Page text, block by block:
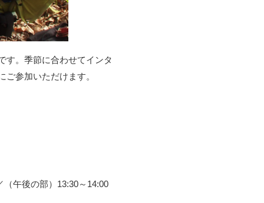
す。季節に合わせてインタ
参加いただけます。
後の部）13:30～14:00